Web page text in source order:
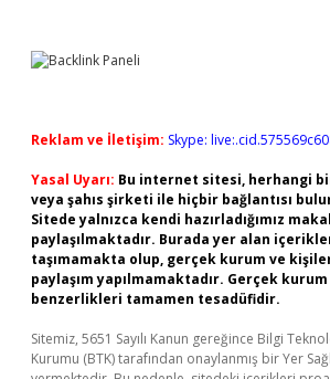
Reklam ve İletişim: Skype:
Yasal Uyarı: Bu internet sitesi, herhangi
veya şahıs şirketi ile hiçbir bağlantısı
Sitede yalnızca kendi hazırladığımız
paylaşılmaktadır. Burada yer alan
taşımamakta olup, gerçek kurum ve
paylaşım yapılmamaktadır. Gerçek
benzerlikleri tamamen tesadüfidir.
Sitemiz, 5651 Sayılı Kanun gereğince Bilgi
Kurumu (BTK) tarafından onaylanmış bir Yer